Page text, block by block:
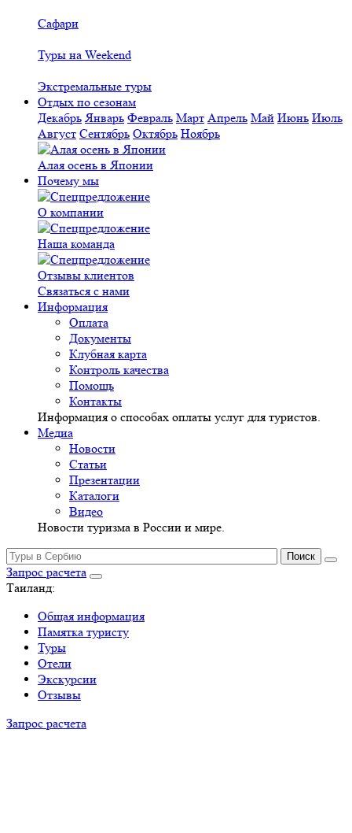
Сафари
Туры на Weekend
Экстремальные туры
Отдых по сезонам
Декабрь Январь Февраль Март Апрель Май Июнь Июль
Август Сентябрь Октябрь Ноябрь
Алая осень в Японии
Почему мы
О компании
Наша команда
Отзывы клиентов
Связаться с нами
Информация
Оплата
Документы
Клубная карта
Контроль качества
Помощь
Контакты
Информация о способах оплаты услуг для туристов.
Медиа
Новости
Статьи
Презентации
Каталоги
Видео
Новости туризма в России и мире.
Запрос расчета
Таиланд:
Общая информация
Памятка туристу
Туры
Отели
Экскурсии
Отзывы
Запрос расчета